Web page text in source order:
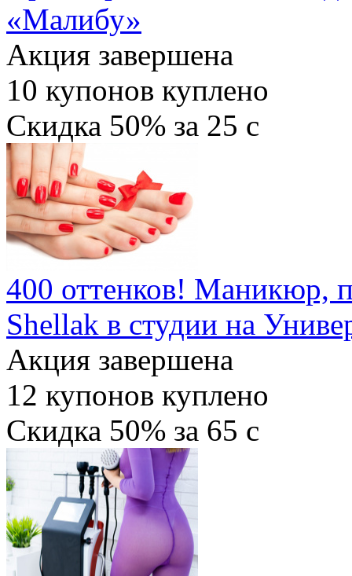
«Малибу»
Акция завершена
10 купонов куплено
Скидка 50% за 25 c
400 оттенков! Маникюр,
Shellak в студии на
Акция завершена
12 купонов куплено
Скидка 50% за 65 c